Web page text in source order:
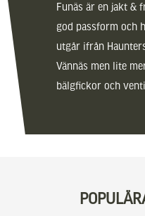
Funäs är en jakt &
god passform och
utgår ifrån
Vännäs men lite
bälgfickor och